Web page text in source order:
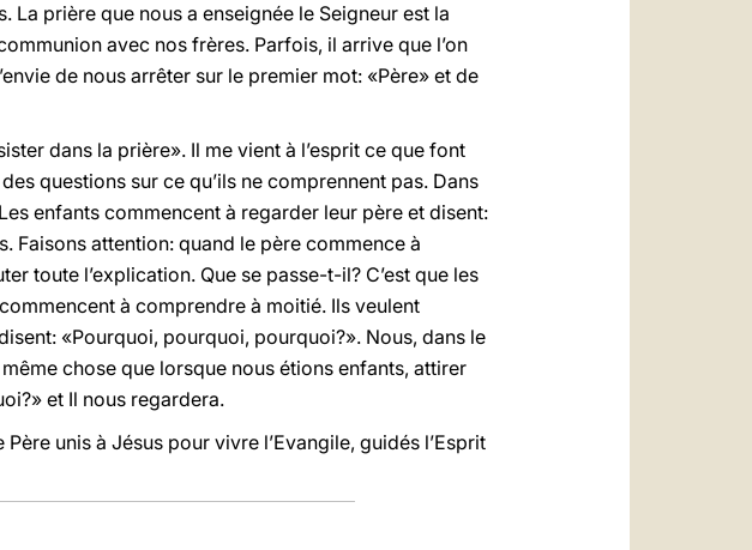
La prière que nous a enseignée le Seigneur est la
avec nos frères. Parfois, il arrive que l’on
de nous arrêter sur le premier mot: «Père» et de
dans la prière». Il me vient à l’esprit ce que font
questions sur ce qu’ils ne comprennent pas. Dans
enfants commencent à regarder leur père et disent:
Faisons attention: quand le père commence à
toute l’explication. Que se passe-t-il? C’est que les
à comprendre à moitié. Ils veulent
«Pourquoi, pourquoi, pourquoi?». Nous, dans le
chose que lorsque nous étions enfants, attirer
et Il nous regardera.
unis à Jésus pour vivre l’Evangile, guidés l’Esprit